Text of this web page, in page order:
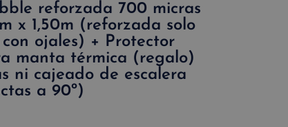
reforzada 700 micras
x 1,50m (reforzada solo
ojales) + Protector
manta térmica (regalo)
ni cajeado de escalera
a 90º)